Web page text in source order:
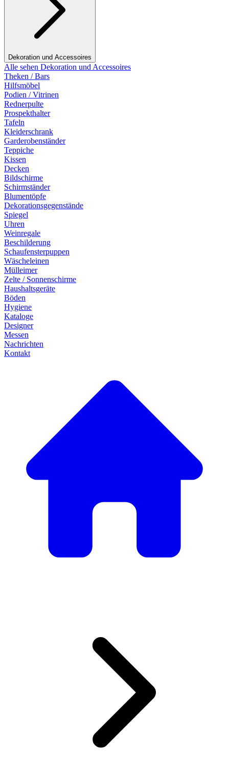
Dekoration und Accessoires
Alle sehen Dekoration und Accessoires
Theken / Bars
Hilfsmöbel
Podien / Vitrinen
Rednerpulte
Prospekthalter
Tafeln
Kleiderschrank
Garderobenständer
Teppiche
Kissen
Decken
Bildschirme
Schirmständer
Blumentöpfe
Dekorationsgegenstände
Spiegel
Uhren
Weinregale
Beschilderung
Schaufensterpuppen
Wäscheleinen
Mülleimer
Zelte / Sonnenschirme
Haushaltsgeräte
Böden
Hygiene
Kataloge
Designer
Messen
Nachrichten
Kontakt